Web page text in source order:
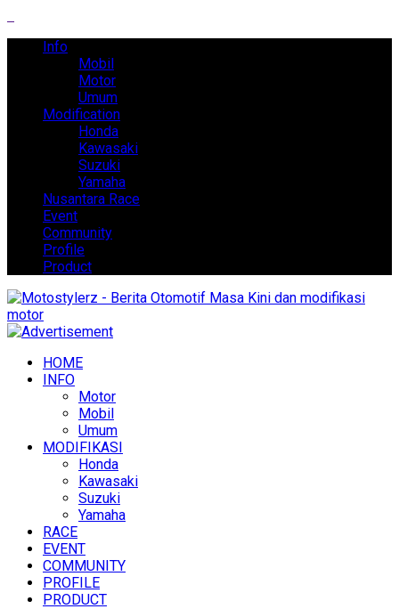
Info
Mobil
Motor
Umum
Modification
Honda
Kawasaki
Suzuki
Yamaha
Nusantara Race
Event
Community
Profile
Product
HOME
INFO
Motor
Mobil
Umum
MODIFIKASI
Honda
Kawasaki
Suzuki
Yamaha
RACE
EVENT
COMMUNITY
PROFILE
PRODUCT